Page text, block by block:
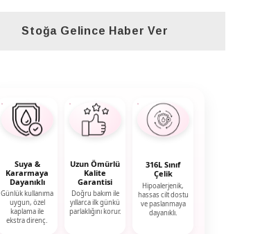
Stoğa Gelince Haber Ver
Suya &
Kararmaya
Dayanıklı
Günlük kullanıma
uygun, özel
kaplama ile
ekstra direnç.
Uzun Ömürlü
Kalite
Garantisi
Doğru bakım ile
yıllarca ilk günkü
parlaklığını korur.
316L Sınıf
Çelik
Hipoalerjenik,
hassas cilt dostu
ve paslanmaya
dayanıklı.